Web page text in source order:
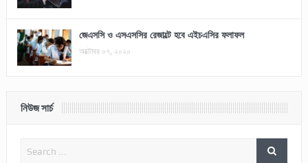
জেএসসি ও এসএসসির রেজাল্টে হবে এইচএসির ফলাফল
অক্টোবর ০৭, ২০২০
নিউজ সার্চ